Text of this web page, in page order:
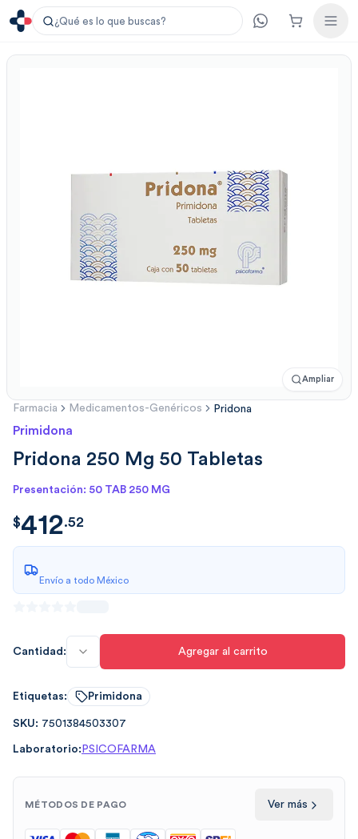
¿Qué es lo que buscas?
Ampliar
Farmacia Medicamentos-Genéricos Pridona
Primidona
Pridona 250 Mg 50 Tabletas
Presentación: 50 TAB 250 MG
$412.5291
$412.52
Envío a todo México
Cantidad: Agregar al carrito
Etiquetas: Primidona
SKU: 7501384503307
Laboratorio: PSICOFARMA
MÉTODOS DE PAGO Ver más